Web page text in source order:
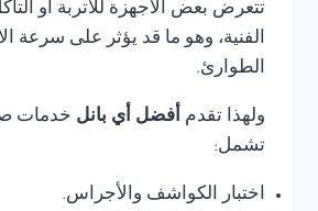
تتعرض بعض الأجهزة للأتربة أو
الفنية، وهو ما قد يؤثر على سرعة
الطوارئ.
ولهذا تقدم أفضل أي بانل خدمات
تشمل:
اختبار الكواشف والأجراس.